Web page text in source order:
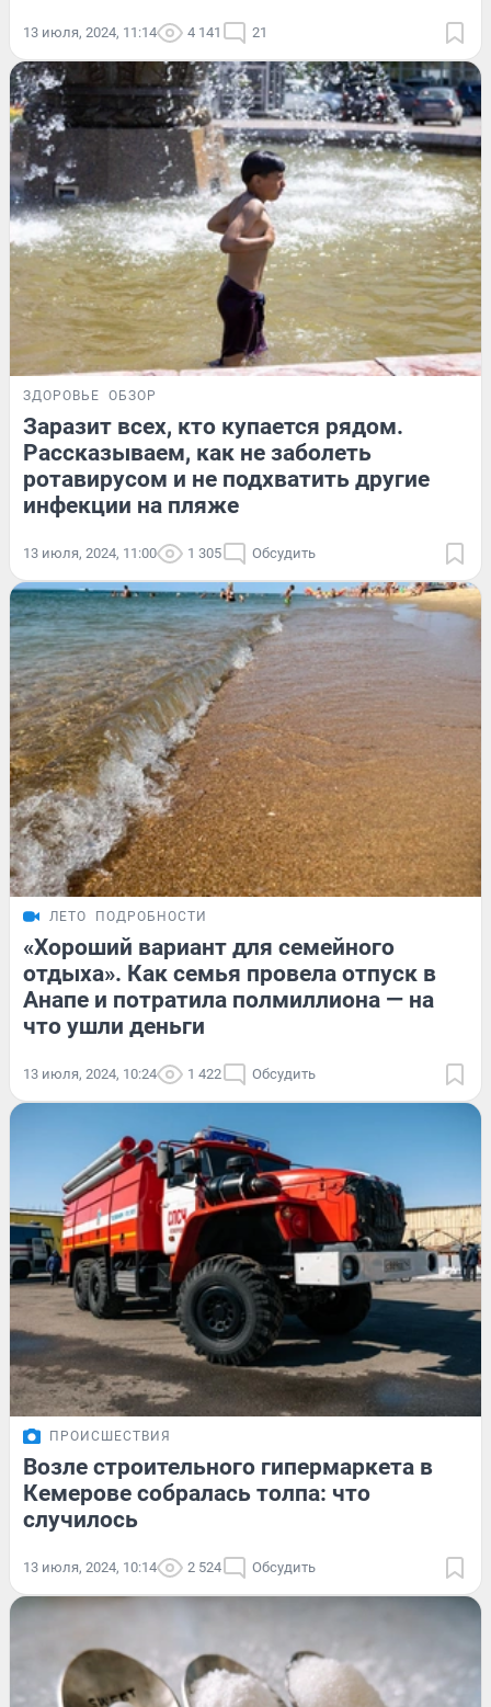
13 июля, 2024, 11:14 4 141 21
ЗДОРОВЬЕ ОБЗОР
Заразит всех, кто купается рядом.
Рассказываем, как не заболеть
ротавирусом и не подхватить другие
инфекции на пляже
13 июля, 2024, 11:00 1 305 Обсудить
ЛЕТО ПОДРОБНОСТИ
«Хороший вариант для семейного
отдыха». Как семья провела отпуск в
Анапе и потратила полмиллиона — на
что ушли деньги
13 июля, 2024, 10:24 1 422 Обсудить
ПРОИСШЕСТВИЯ
Возле строительного гипермаркета в
Кемерове собралась толпа: что
случилось
13 июля, 2024, 10:14 2 524 Обсудить